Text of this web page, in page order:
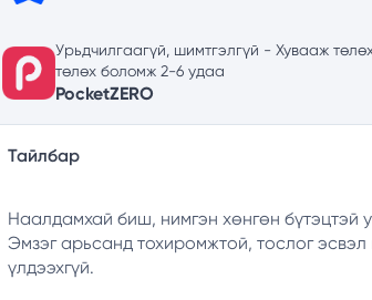
Урьдчилгаагүй, шимтгэлгүй - Хувааж
төлөх боломж 2-6 удаа
PocketZERO
Тайлбар
Наалдамхай биш, нимгэн хөнгөн бүтэцтэй
Эмзэг арьсанд тохиромжтой, тослог
үлдээхгүй.